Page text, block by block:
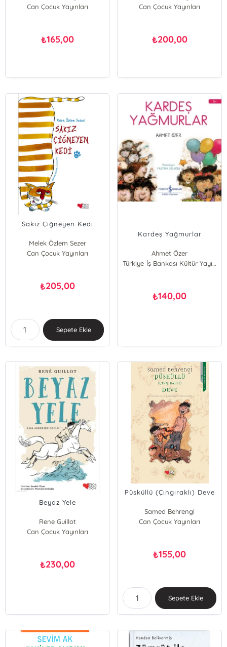
Can Çocuk Yayınları
₺165,00
Can Çocuk Yayınları
₺200,00
Sakız Çiğneyen Kedi
Melek Özlem Sezer
Can Çocuk Yayınları
₺205,00
Sepete Ekle
Kardeş Yağmurlar
Ahmet Özer
Türkiye İş Bankası Kültür Yayınları
₺140,00
Beyaz Yele
Rene Guillot
Can Çocuk Yayınları
₺230,00
Püsküllü (Çıngıraklı) Deve
Samed Behrengi
Can Çocuk Yayınları
₺155,00
Sepete Ekle